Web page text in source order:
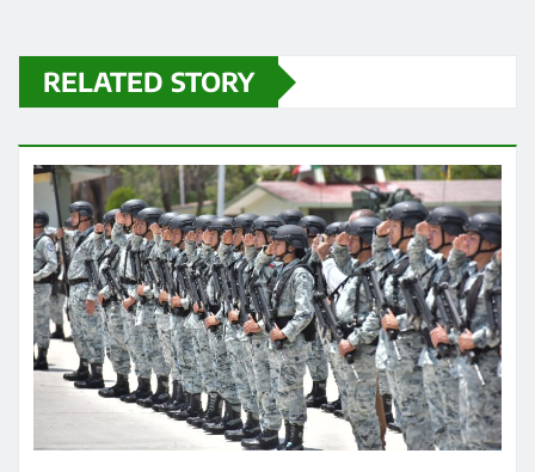
RELATED STORY